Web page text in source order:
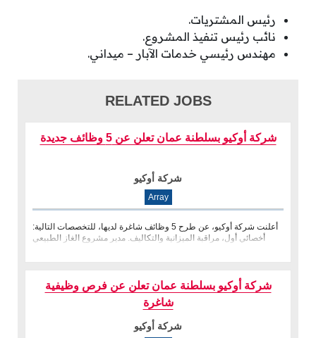
رئيس المشتريات.
نائب رئيس تنفيذ المشروع.
مهندس رئيسي خدمات الآبار – ميداني.
RELATED JOBS
شركة أوكيو بسلطنة عمان تعلن عن 5 وظائف جديدة
شركة أوكيو
Array
أعلنت شركة أوكيو، عن طرح 5 وظائف شاغرة لديها، للتخصصات التالية:
أخصائي أول، مراقبة الميزانية والتكاليف. مدير مشروع الغاز الطبيعي
شركة أوكيو بسلطنة عمان تعلن عن فرص وظيفية
شاغرة
شركة أوكيو